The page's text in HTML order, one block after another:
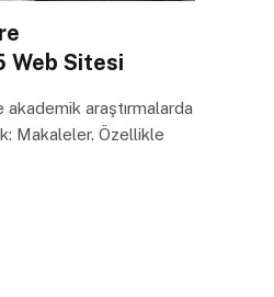
Web Sitesi
araştırmalarda
Makaleler. Özellikle